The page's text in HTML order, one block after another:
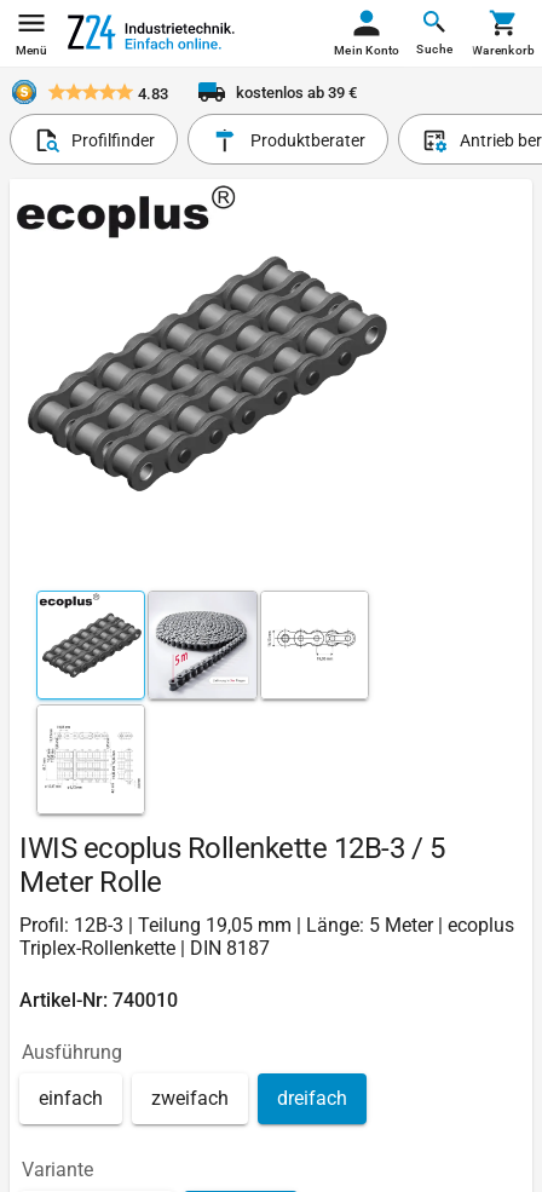
Menü Suche
Mein Konto Warenkorb
4.83 kostenlos ab 39 €
Profilfinder Produktberater Antrieb
IWIS ecoplus Rollenkette 12B-3 / 5
Meter Rolle
Profil: 12B-3 | Teilung 19,05 mm | Länge: 5 Meter | ecoplus
Triplex-Rollenkette | DIN 8187
Artikel-Nr: 740010
Ausführung
einfach zweifach dreifach
Variante